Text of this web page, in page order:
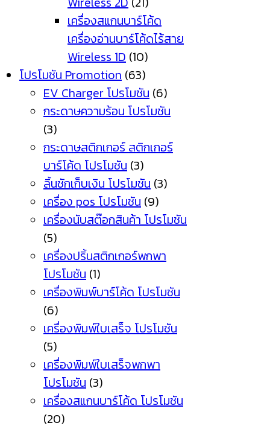
เครื่องสแกนบาร์โค้ด
เครื่องอ่านบาร์โค้ดไร้สาย
Wireless 1D (10)
โปรโมชัน Promotion (63)
EV Charger โปรโมชัน (6)
กระดาษความร้อน โปรโมชัน
(3)
กระดาษสติกเกอร์ สติกเกอร์
บาร์โค้ด โปรโมชัน (3)
ลิ้นชักเก็บเงิน โปรโมชัน (3)
เครื่อง pos โปรโมชัน (9)
เครื่องนับสต๊อกสินค้า โปรโมชัน
(5)
เครื่องปริ้นสติกเกอร์พกพา
โปรโมชัน (1)
เครื่องพิมพ์บาร์โค้ด โปรโมชัน
(6)
เครื่องพิมพ์ใบเสร็จ โปรโมชัน
(5)
เครื่องพิมพ์ใบเสร็จพกพา
โปรโมชัน (3)
เครื่องสแกนบาร์โค้ด โปรโมชัน
(20)